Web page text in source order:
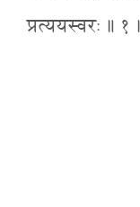
प्रत्ययस्वरः ॥ १